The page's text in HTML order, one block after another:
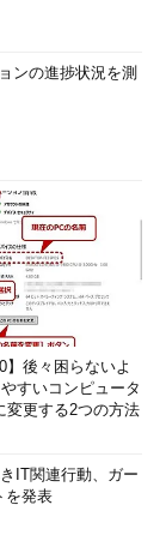
ンの進捗状況を測
】後々困らないよ
すいコンピュータ
変更する2つの方法
IT関連行動、ガー
を発表